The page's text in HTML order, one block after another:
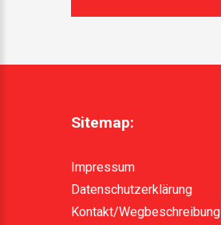
Sitemap:
Impressum
Datenschutzerklärung
Kontakt/Wegbeschreibung